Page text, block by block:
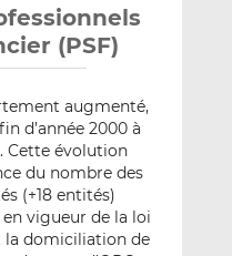
(PSF)
augmenté,
d’année 2000 à
Cette évolution
du nombre des
(+18 entités)
en vigueur de la loi
la domiciliation de